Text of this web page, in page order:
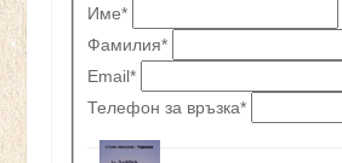
Име*
Фамилия*
Email*
Телефон за връзка*